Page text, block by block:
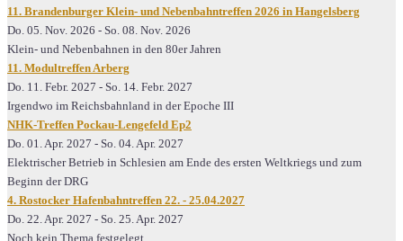
11. Brandenburger Klein- und Nebenbahntreffen 2026 in Hangelsberg
Do. 05. Nov. 2026 - So. 08. Nov. 2026
Klein- und Nebenbahnen in den 80er Jahren
11. Modultreffen Arberg
Do. 11. Febr. 2027 - So. 14. Febr. 2027
Irgendwo im Reichsbahnland in der Epoche III
NHK-Treffen Pockau-Lengefeld Ep2
Do. 01. Apr. 2027 - So. 04. Apr. 2027
Elektrischer Betrieb in Schlesien am Ende des ersten Weltkriegs und zum
Beginn der DRG
4. Rostocker Hafenbahntreffen 22. - 25.04.2027
Do. 22. Apr. 2027 - So. 25. Apr. 2027
Noch kein Thema festgelegt